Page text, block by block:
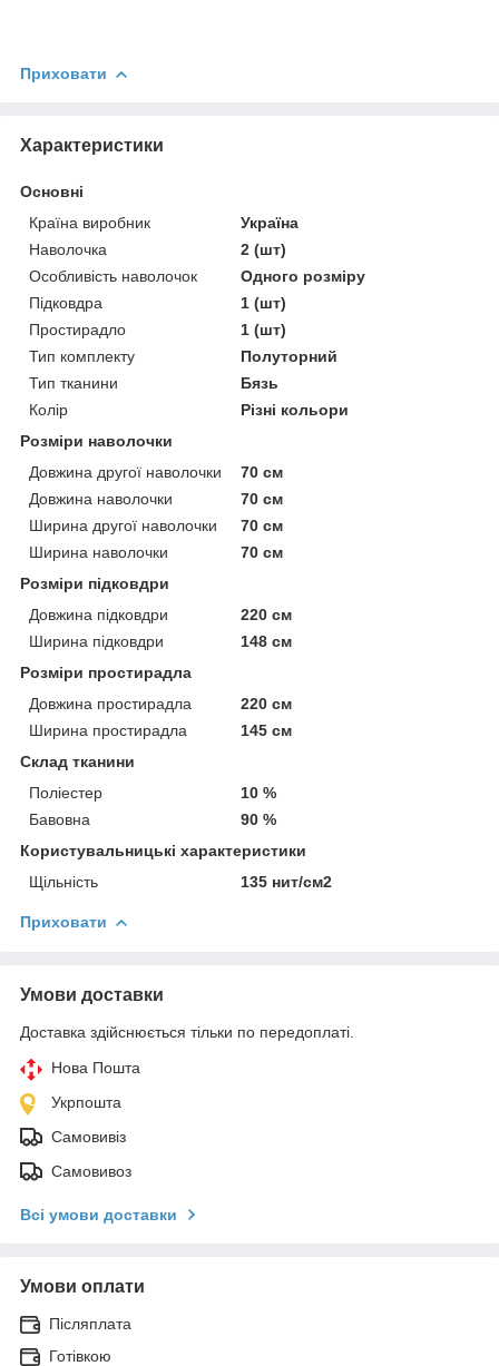
Приховати
Характеристики
Основні
Країна виробник
Україна
Наволочка
2 (шт)
Особливість наволочок
Одного розміру
Підковдра
1 (шт)
Простирадло
1 (шт)
Тип комплекту
Полуторний
Тип тканини
Бязь
Колір
Різні кольори
Розміри наволочки
Довжина другої наволочки
70 см
Довжина наволочки
70 см
Ширина другої наволочки
70 см
Ширина наволочки
70 см
Розміри підковдри
Довжина підковдри
220 см
Ширина підковдри
148 см
Розміри простирадла
Довжина простирадла
220 см
Ширина простирадла
145 см
Склад тканини
Поліестер
10 %
Бавовна
90 %
Користувальницькі характеристики
Щільність
135 нит/см2
Приховати
Умови доставки
Доставка здійснюється тільки по передоплаті.
Нова Пошта
Укрпошта
Самовивіз
Самовивоз
Всі умови доставки
Умови оплати
Післяплата
Готівкою